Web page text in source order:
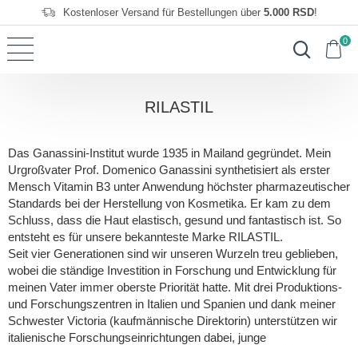
Kostenloser Versand für Bestellungen über 5.000 RSD!
0
RILASTIL
Das Ganassini-Institut wurde 1935 in Mailand gegründet. Mein
Urgroßvater Prof. Domenico Ganassini synthetisiert als erster
Mensch Vitamin B3 unter Anwendung höchster pharmazeutischer
Standards bei der Herstellung von Kosmetika. Er kam zu dem
Schluss, dass die Haut elastisch, gesund und fantastisch ist. So
entsteht es für unsere bekannteste Marke RILASTIL.
Seit vier Generationen sind wir unseren Wurzeln treu geblieben,
wobei die ständige Investition in Forschung und Entwicklung für
meinen Vater immer oberste Priorität hatte. Mit drei Produktions-
und Forschungszentren in Italien und Spanien und dank meiner
Schwester Victoria (kaufmännische Direktorin) unterstützen wir
italienische Forschungseinrichtungen dabei, junge